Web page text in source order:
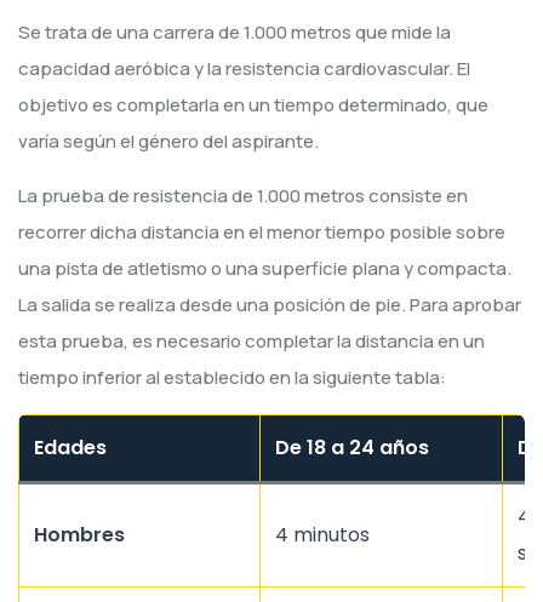
Se trata de una carrera de 1.000 metros que mide la
capacidad aeróbica y la resistencia cardiovascular. El
objetivo es completarla en un tiempo determinado, que
varía según el género del aspirante.
La prueba de resistencia de 1.000 metros consiste en
recorrer dicha distancia en el menor tiempo posible sobre
una pista de atletismo o una superficie plana y compacta.
La salida se realiza desde una posición de pie. Para aprobar
esta prueba, es necesario completar la distancia en un
tiempo inferior al establecido en la siguiente tabla:
Edades De 18 a 24 años
Hombres 4 minutos
4